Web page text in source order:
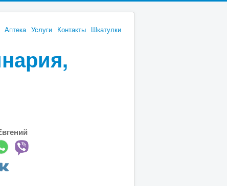
Аптека Услуги Контакты Шкатулки